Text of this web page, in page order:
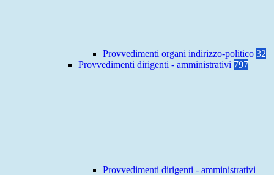
Provvedimenti organi indirizzo-politico 32
Provvedimenti dirigenti - amministrativi 797
Provvedimenti dirigenti - amministrativi